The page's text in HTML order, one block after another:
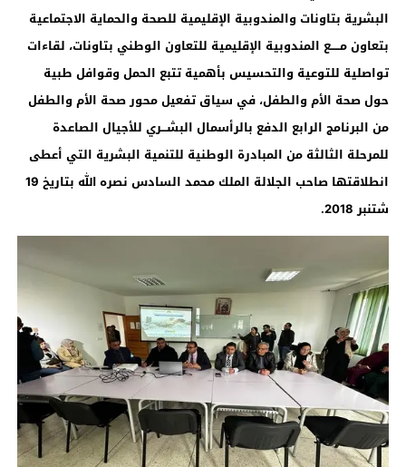
البشرية بتاونات والمندوبية الإقليمية للصحة والحماية الاجتماعية
بتعاون مـــــع المندوبية الإقليمية للتعاون الوطني بتاونات، لقاءات
تواصلية للتوعية والتحسيس بأهمية تتبع الحمل وقوافل طبية
حول صحة الأم والطفل، في سياق تفعيل محور صحة الأم والطفل
من البرنامج الرابع الدفع بالرأسمال البشـــري للأجيال الصاعدة
للمرحلة الثالثة من المبادرة الوطنية للتنمية البشرية التي أعطى
انطلاقتها صاحب الجلالة الملك محمد السادس نصره الله بتاريخ 19
شتنبر 2018.